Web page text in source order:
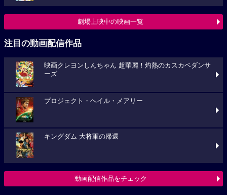
劇場上映中の映画一覧
注目の動画配信作品
映画クレヨンしんちゃん 超華麗！灼熱のカスカベダンサ
ーズ
プロジェクト・ヘイル・メアリー
キングダム 大将軍の帰還
動画配信作品をチェック